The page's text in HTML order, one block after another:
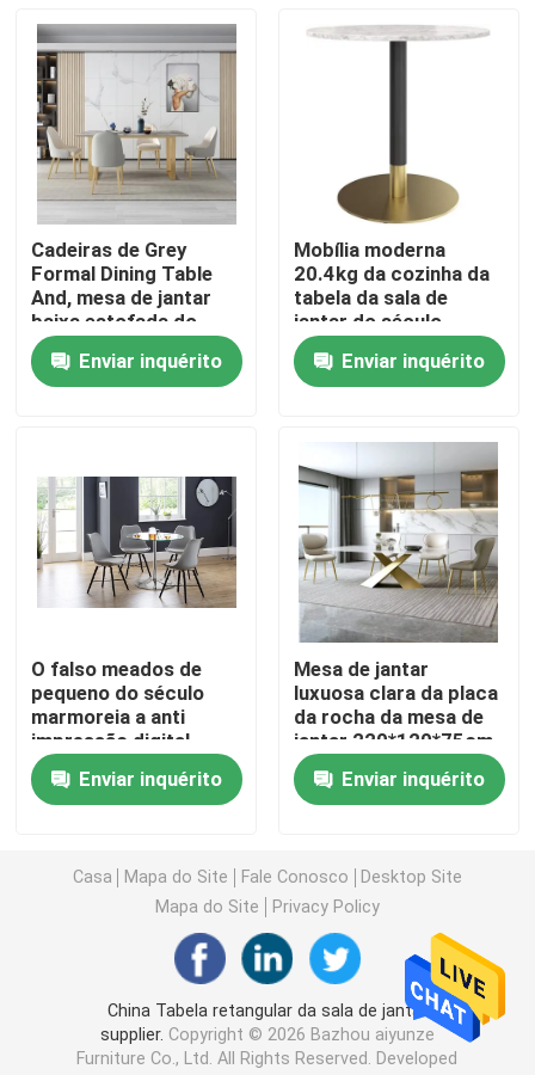
Excursão da fábrica
Controle da qualidade
Contacte-nos
Peça umas citações
Mobília da sala de casa
Mobílias da sala de jantar
Armário feito sob encomenda da tevê
Cadeira do tamborete de barra
Mesas de centro feitas sob encomenda
Eames que janta a cadeira
Armário da tevê do quadro do metal
Tabela de vidro moderada
Cadeiras de Grey
Formal Dining Table
And, mesa de jantar
baixa estofada do
metal
Enviar inquérito
Mobília moderna
20.4kg da cozinha da
tabela da sala de
jantar do século
meados de feito-à-
medidaEnviar inquérito
O falso meados de
pequeno do século
marmoreia a anti
impressão digital
20.4kg da mesa de
jantarEnviar inquérito
Mesa de jantar
luxuosa clara da placa
da rocha da mesa de
jantar 220*120*75cm
da mobília italiana
Enviar inquérito
Casa Mapa do Site Fale Conosco
Desktop Site
Mapa do Site
Privacy Policy
China Tabela retangular da sala de jantar
supplier. Copyright © 2026 Bazhou aiyunze
Furniture Co., Ltd. All Rights Reserved. Developed